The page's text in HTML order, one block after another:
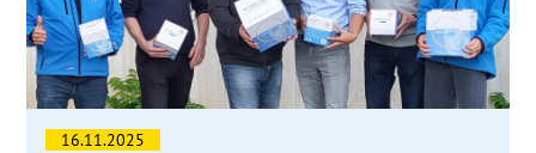
16.11.2025